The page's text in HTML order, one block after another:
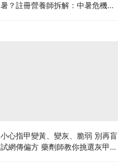
暑？註冊營養師拆解：中暑危機及
小心指甲變黃、變灰、脆弱 別再盲
試網傳偏方 藥劑師教你挑選灰甲產